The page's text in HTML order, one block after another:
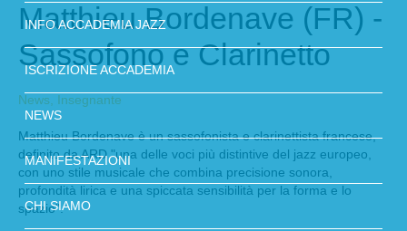
Matthieu Bordenave (FR) -
Sassofono e Clarinetto
News, Insegnante
Matthieu Bordenave è un sassofonista e clarinettista francese,
definito da ARD "una delle voci più distintive del jazz europeo,
con uno stile musicale che combina precisione sonora,
profondità lirica e una spiccata sensibilità per la forma e lo
spazio".
INFO ACCADEMIA JAZZ
ISCRIZIONE ACCADEMIA
NEWS
MANIFESTAZIONI
CHI SIAMO